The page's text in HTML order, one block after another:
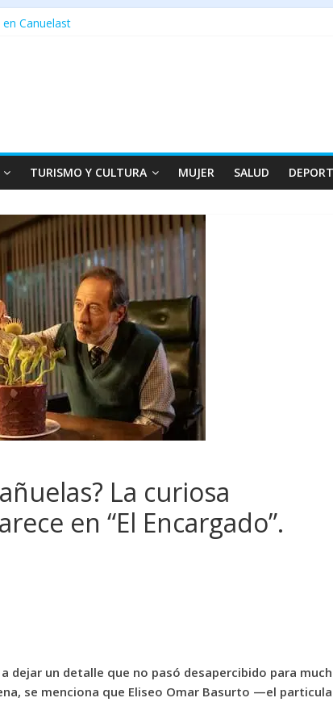
Canuelast
TURISMO Y CULTURA MUJER SALUD
La curiosa
en “El Encargado”.
dejar un detalle que no pasó desapercibido para
se menciona que Eliseo Omar Basurto —el